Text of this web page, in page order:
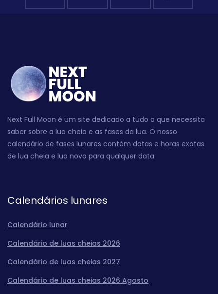
Next Full Moon é um site dedicado a tudo o que necessita
saber sobre a lua cheia e as fases da lua. O nosso
calendário de fases lunares contém datas e horas exatas
de lua cheia e lua nova para qualquer data.
Calendários lunares
Calendário lunar
Calendário de luas cheias 2026
Calendário de luas cheias 2027
Calendário de luas cheias 2026 Agosto